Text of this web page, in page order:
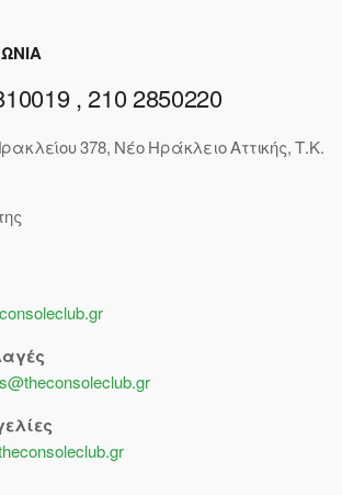
, 210 2850220
378, Νέο Ηράκλειο Αττικής, Τ.Κ.